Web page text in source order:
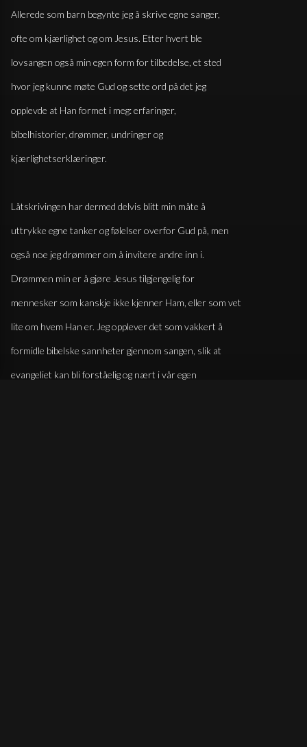
Allerede som barn begynte jeg å skrive egne sanger,
ofte om kjærlighet og om Jesus. Etter hvert ble
lovsangen også min egen form for tilbedelse, et sted
hvor jeg kunne møte Gud og sette ord på det jeg
opplevde at Han formet i meg: erfaringer,
bibelhistorier, drømmer, undringer og
kjærlighetserklæringer.
Låtskrivingen har dermed delvis blitt min måte å
uttrykke egne tanker og følelser overfor Gud på, men
også noe jeg drømmer om å invitere andre inn i.
Drømmen min er å gjøre Jesus tilgjengelig for
mennesker som kanskje ikke kjenner Ham, eller som vet
lite om hvem Han er. Jeg opplever det som vakkert å
formidle bibelske sannheter gjennom sangen, slik at
evangeliet kan bli forståelig og nært i vår egen